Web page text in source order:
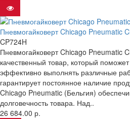
Пневмогайковерт Chicago Pneumatic
CP724H
Пневмогайковерт Chicago Pneumatic
качественный товар, который
эффективно выполнять различные
гарантирует постоянное наличие
Chicago Pneumatic (Бельгия)
долговечность товара. Над..
26 684.00 р.